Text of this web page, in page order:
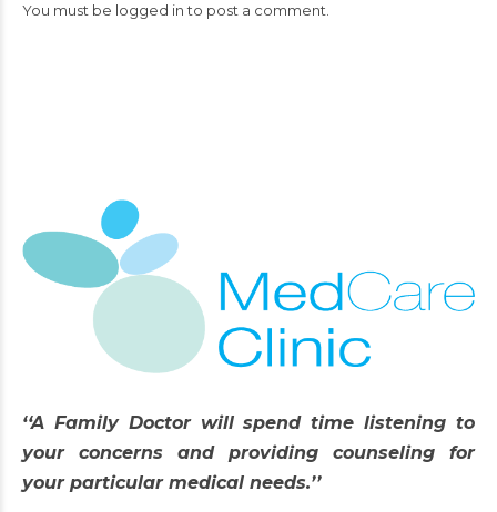
You must be logged into post a comment.
‘‘A Family Doctor will spend time listening to
your concerns and providing counseling for
your particular medical needs.’’